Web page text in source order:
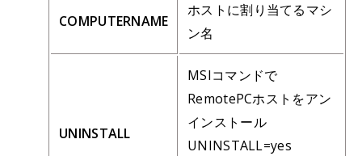
COMPUTERNAME
ホストに割り当てるマシ
ン名
UNINSTALL
MSIコマンドで
RemotePCホストをアン
インストール
UNINSTALL=yes